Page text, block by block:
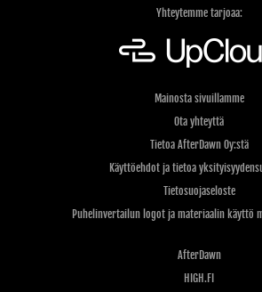
Yhteytemme tarjoaa:
Mainosta sivuillamme
Ota yhteyttä
Tietoa AfterDawn Oy:stä
Käyttöehdot ja tietoa
Tietosuojaseloste
Puhelinvertailun logot ja materiaalin käyttö
AfterDawn
HIGH.FI